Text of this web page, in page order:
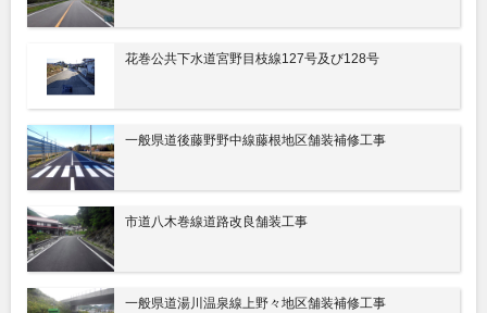
花巻公共下水道宮野目枝線127号及び128号
一般県道後藤野野中線藤根地区舗装補修工事
市道八木巻線道路改良舗装工事
一般県道湯川温泉線上野々地区舗装補修工事